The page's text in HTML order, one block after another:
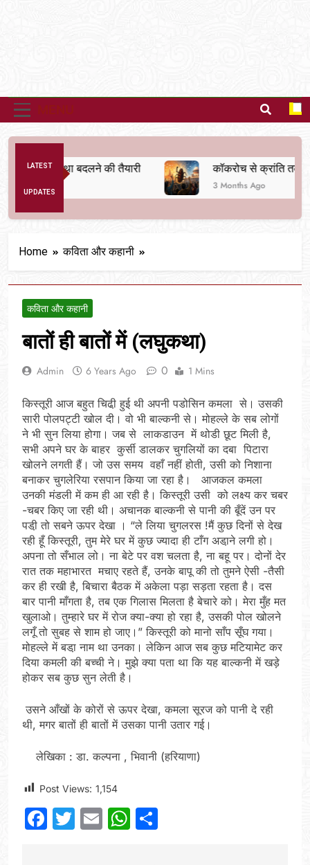
LATEST
UPDATES
व्यवस्था बदलने की तैयारी कॉकरोच से क्रांति तक
3 Months Ago
Home कविता और कहानी
कविता और कहानी
बातों ही बातों में (लघुकथा)
Admin 6 Years Ago 0 1 Mins
किस्तूरी आज बहुत चिढी़ हुई थी अपनी पडोसिन कमला से। उसकी
सारी पोलपट्टी खोल दी। वो भी बाल्कनी से। मोहल्ले के सब लोगों
ने भी सुन लिया होगा। जब से लाकडाउन में थोडी छूट मिली है,
सभी अपने घर के बाहर कुर्सी डालकर चुगलियों का दबा पिटारा
खोलने लगती हैं। जो उस समय वहाँ नहीं होती, उसी को निशाना
बनाकर चुगलेरिया रसपान किया जा रहा है। आजकल कमला
उनकी मंडली में कम ही आ रही है। किस्तूरी उसी को लक्ष्य कर चबर
-चबर किए जा रही थी। अचानक बाल्कनी से पानी की बूँदें उन पर
पडी़ तो सबने ऊपर देखा । “ले लिया चुगलरस !मैं कुछ दिनों से देख
रही हूँ किस्तूरी, तुम मेरे घर में कुछ ज्यादा ही टाँग अडा़ने लगी हो।
अपना तो सँभाल लो। ना बेटे पर वश चलता है, ना बहू पर। दोनों देर
रात तक महाभारत मचाए रहते हैं, उनके बापू की तो तुमने ऐसी -तैसी
कर ही रखी है, बिचारा बैठक में अकेला पड़ा सड़ता रहता है। दस
बार पानी माँगता है, तब एक गिलास मिलता है बेचारे को। मेरा मुँह मत
खुलाओ। तुम्हारे घर में रोज क्या-क्या हो रहा है, उसकी पोल खोलने
लगूँ तो सुबह से शाम हो जाए।” किस्तूरी को मानो साँप सूँघ गया।
मोहल्ले में बडा़ नाम था उनका। लेकिन आज सब कुछ मटियामेट कर
दिया कमली की बच्ची ने। मुझे क्या पता था कि यह बाल्कनी में खड़े
होकर सब कुछ सुन लेती है।
उसने आँखों के कोरों से ऊपर देखा, कमला सूरज को पानी दे रही
थी, मगर बातों ही बातों में उसका पानी उतार गई।
लेखिका : डा. कल्पना , भिवानी (हरियाणा)
Post Views: 1,154
Facebook
Twitter
EmailWhatsApp